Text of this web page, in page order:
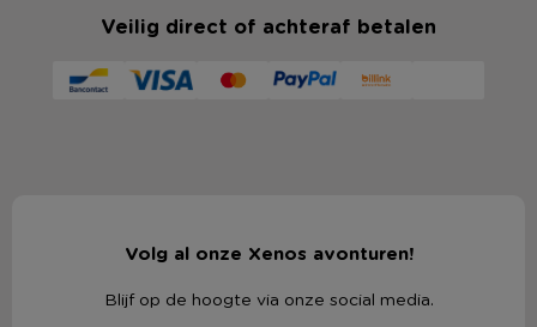
Veilig direct of achteraf betalen
Volg al onze Xenos avonturen!
Blijf op de hoogte via onze social media.